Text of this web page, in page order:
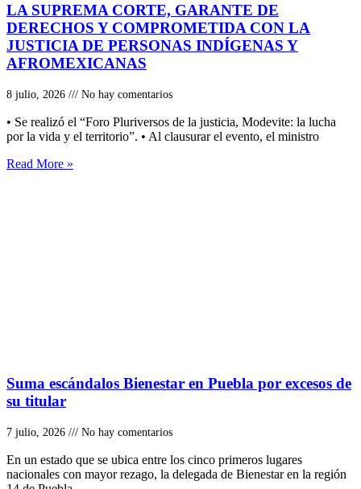
LA SUPREMA CORTE, GARANTE DE
DERECHOS Y COMPROMETIDA CON LA
JUSTICIA DE PERSONAS INDÍGENAS Y
AFROMEXICANAS
8 julio, 2026 No hay comentarios
• Se realizó el “Foro Pluriversos de la justicia, Modevite: la lucha
por la vida y el territorio”. • Al clausurar el evento, el ministro
Read More »
Suma escándalos Bienestar en Puebla por excesos de
su titular
7 julio, 2026 No hay comentarios
En un estado que se ubica entre los cinco primeros lugares
nacionales con mayor rezago, la delegada de Bienestar en la región